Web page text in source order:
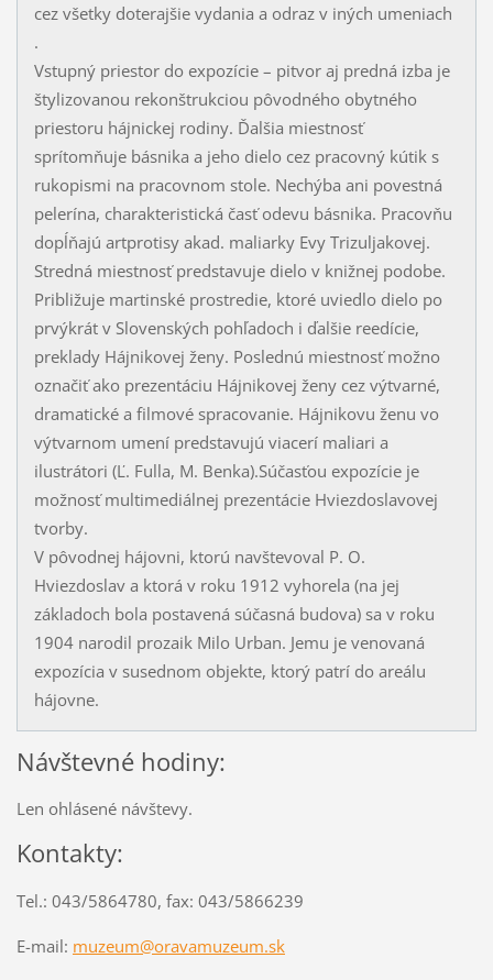
cez všetky doterajšie vydania a odraz v iných umeniach
.
Vstupný priestor do expozície – pitvor aj predná izba je
štylizovanou rekonštrukciou pôvodného obytného
priestoru hájnickej rodiny. Ďalšia miestnosť
sprítomňuje básnika a jeho dielo cez pracovný kútik s
rukopismi na pracovnom stole. Nechýba ani povestná
pelerína, charakteristická časť odevu básnika. Pracovňu
dopĺňajú artprotisy akad. maliarky Evy Trizuljakovej.
Stredná miestnosť predstavuje dielo v knižnej podobe.
Približuje martinské prostredie, ktoré uviedlo dielo po
prvýkrát v Slovenských pohľadoch i ďalšie reedície,
preklady Hájnikovej ženy. Poslednú miestnosť možno
označiť ako prezentáciu Hájnikovej ženy cez výtvarné,
dramatické a filmové spracovanie. Hájnikovu ženu vo
výtvarnom umení predstavujú viacerí maliari a
ilustrátori (Ľ. Fulla, M. Benka).Súčasťou expozície je
možnosť multimediálnej prezentácie Hviezdoslavovej
tvorby.
V pôvodnej hájovni, ktorú navštevoval P. O.
Hviezdoslav a ktorá v roku 1912 vyhorela (na jej
základoch bola postavená súčasná budova) sa v roku
1904 narodil prozaik Milo Urban. Jemu je venovaná
expozícia v susednom objekte, ktorý patrí do areálu
hájovne.
Návštevné hodiny:
Len ohlásené návštevy.
Kontakty:
Tel.: 043/5864780, fax: 043/5866239
E-mail: muzeum@oravamuzeum.sk